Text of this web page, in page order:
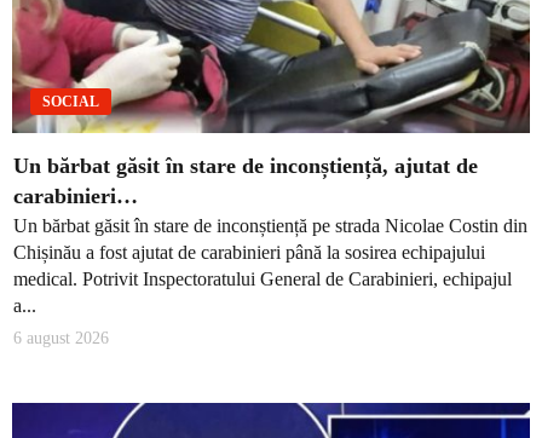
SOCIAL
Un bărbat găsit în stare de inconștiență, ajutat de
carabinieri…
Un bărbat găsit în stare de inconștiență pe strada Nicolae Costin din
Chișinău a fost ajutat de carabinieri până la sosirea echipajului
medical. Potrivit Inspectoratului General de Carabinieri, echipajul
a...
6 august 2026